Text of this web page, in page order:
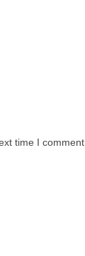
time I comment.